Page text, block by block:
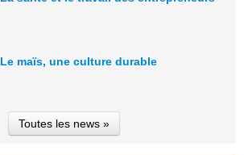
Le maïs, une culture durable
Toutes les news »